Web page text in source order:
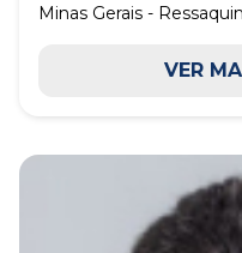
Minas Gerais -
VER